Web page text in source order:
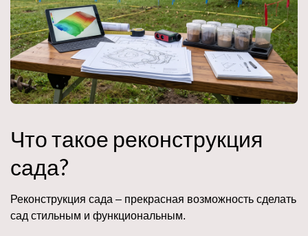
Что такое реконструкция
сада?
Реконструкция сада – прекрасная возможность сделать
сад стильным и функциональным.